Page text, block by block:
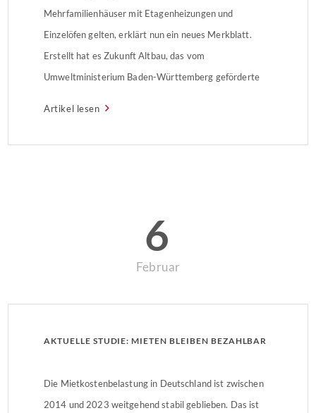
Mehrfamilienhäuser mit Etagenheizungen und
Einzelöfen gelten, erklärt nun ein neues Merkblatt.
Erstellt hat es Zukunft Altbau, das vom
Umweltministerium Baden-Württemberg geförderte
Artikel lesen
6
Februar
AKTUELLE STUDIE: MIETEN BLEIBEN BEZAHLBAR
Die Mietkostenbelastung in Deutschland ist zwischen
2014 und 2023 weitgehend stabil geblieben. Das ist